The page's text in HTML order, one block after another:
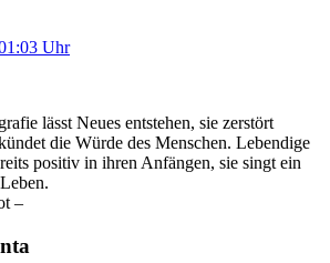
Uhr
lässt Neues entstehen, sie zerstört
die Würde des Menschen. Lebendige
positiv in ihren Anfängen, sie singt ein
–